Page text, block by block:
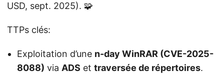
USD, sept. 2025). 🧩
TTPs clés:
Exploitation d’une n-day WinRAR (CVE-2025-
8088) via ADS et traversée de répertoires.